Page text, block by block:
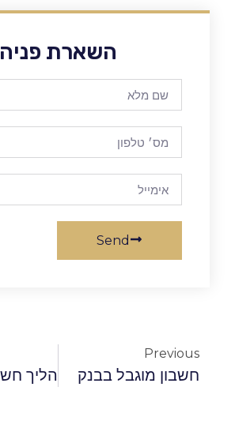
השארת פניה
Send
Previous
חשבון מוגבל בבנק